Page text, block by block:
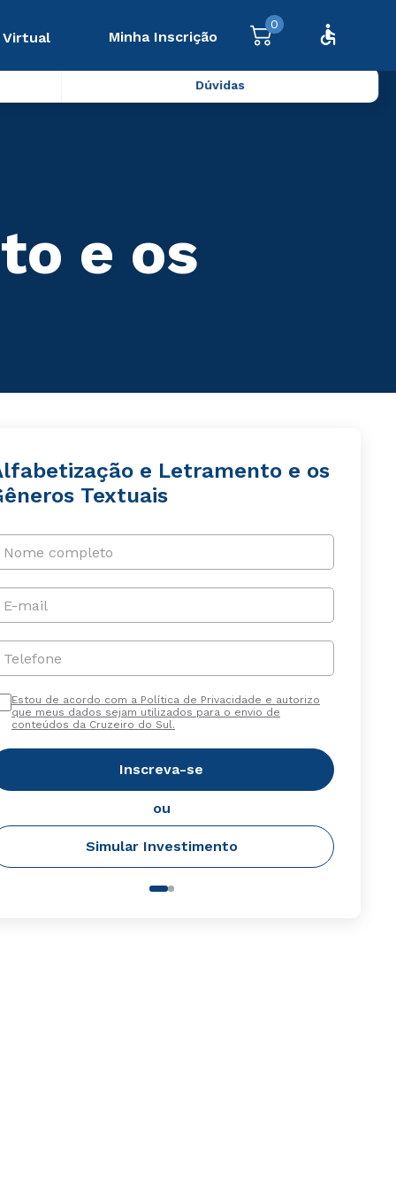
Virtual Minha Inscrição
0
Dúvidas
e os
e Letramento e os
Textuais
Nome completo
E-mail
Telefone
Estou de acordo com a Política de Privacidade e autorizo
que meus dados sejam utilizados para o envio de
conteúdos da Cruzeiro do Sul.
Inscreva-se
ou
Simular Investimento